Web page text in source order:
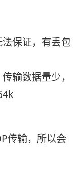
保证，有丢包
输数据量少，
传输，所以会